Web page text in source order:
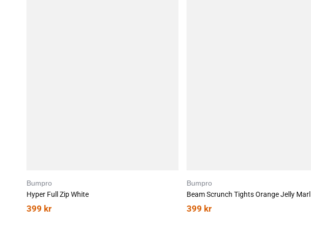
Bumpro
Hyper Full Zip White
399 kr
Bumpro
Beam Scrunch Tights Orange Jelly Marl
399 kr